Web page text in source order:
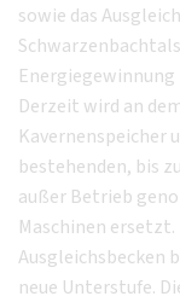
sowie das
Derzeit wird an
Kavernenspeicher
bestehenden, bis
außer Betrieb
Maschinen
Ausgleichsbecken
neue Unterstufe.